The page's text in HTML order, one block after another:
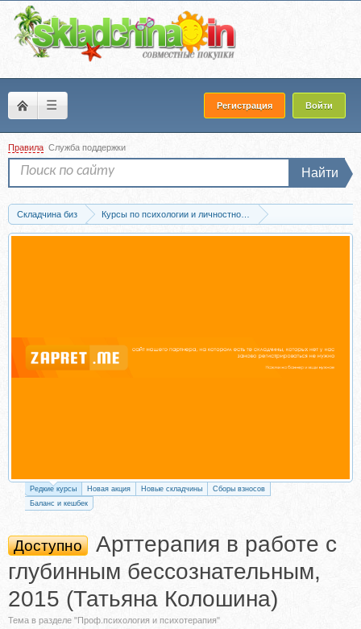
☰ Регистрация Войти
Правила Служба поддержки
Найти
Складчина биз
Курсы по психологии и личностному развитию
Проф.психология и психотерапия
Скачать Арттерапия в работе с
Редкие курсы Новая акция Новые складчины
Сборы взносов
Баланс и кешбек
Доступно
Арттерапия в работе с
глубинным бессознательным,
2015 (Татьяна Колошина)
Тема в разделе "Проф.психология и психотерапия"